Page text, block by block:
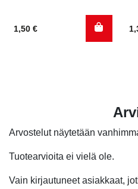
1,50 €
Arvostelut näytetään
Tuotearvioita ei vielä ole.
Vain kirjautuneet asiakkaat,